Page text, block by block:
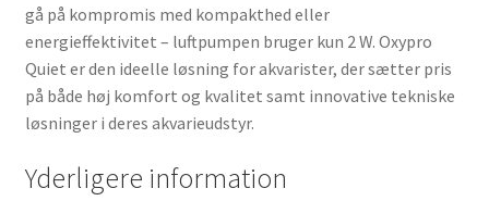
gå på kompromis med kompakthed eller
energieffektivitet – luftpumpen bruger kun 2 W. Oxypro
Quiet er den ideelle løsning for akvarister, der sætter pris
på både høj komfort og kvalitet samt innovative tekniske
løsninger i deres akvarieudstyr.
Yderligere information